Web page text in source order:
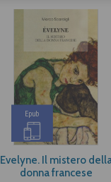
Epub
Evelyne. Il mistero
donna francese